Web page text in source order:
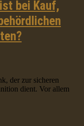
bei Kauf,
der zur sicheren
dient. Vor allem